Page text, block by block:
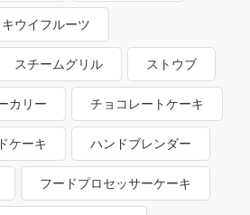
キウイフルーツ
スチームグリル ストウブ
カリー チョコレートケーキ
ケーキ ハンドブレンダー
フードプロセッサーケーキ